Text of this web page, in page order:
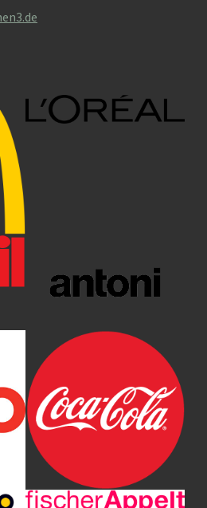
Show larger version
Show larger version
Show larger version